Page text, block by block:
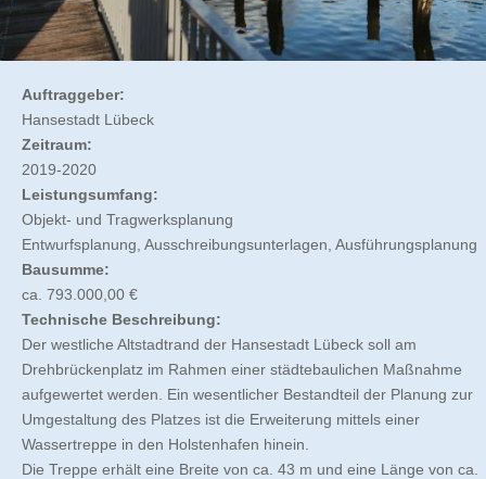
Auftraggeber:
Hansestadt Lübeck
Zeitraum:
2019-2020
Leistungsumfang:
Objekt- und Tragwerksplanung
Entwurfsplanung, Ausschreibungsunterlagen, Ausführungsplanung
Bausumme:
ca. 793.000,00 €
Technische Beschreibung:
Der westliche Altstadtrand der Hansestadt Lübeck soll am
Drehbrückenplatz im Rahmen einer städtebaulichen Maßnahme
aufgewertet werden. Ein wesentlicher Bestandteil der Planung zur
Umgestaltung des Platzes ist die Erweiterung mittels einer
Wassertreppe in den Holstenhafen hinein.
Die Treppe erhält eine Breite von ca. 43 m und eine Länge von ca.